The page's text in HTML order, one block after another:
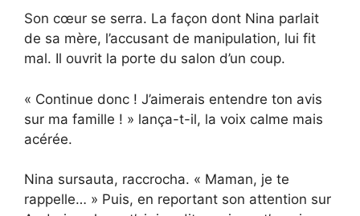
Son cœur se serra. La façon dont Nina parlait
de sa mère, l’accusant de manipulation, lui fit
mal. Il ouvrit la porte du salon d’un coup.
« Continue donc ! J’aimerais entendre ton avis
sur ma famille ! » lança-t-il, la voix calme mais
acérée.
Nina sursauta, raccrocha. « Maman, je te
rappelle… » Puis, en reportant son attention sur